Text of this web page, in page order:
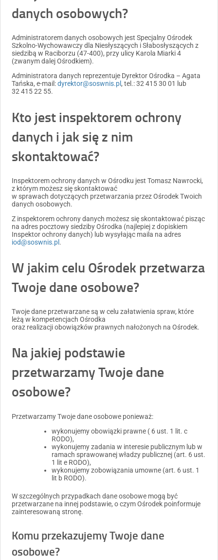
danych osobowych?
Administratorem danych osobowych jest Specjalny Ośrodek
Szkolno-Wychowawczy dla Niesłyszących i Słabosłyszących z
siedzibą w Raciborzu (47-400), przy ulicy Karola Miarki 4
(zwanym dalej Ośrodkiem).
Administratora danych reprezentuje Dyrektor Ośrodka – Agata
Tańska, e-mail:dyrektor@soswnis.pl, tel.: 32 415 30 01 lub
32 415 22 55.
Kto jest inspektorem ochrony
danych i jak się z nim
skontaktować?
Inspektorem ochrony danych w Ośrodku jest Tomasz Nawrocki,
z którym możesz się skontaktować
w sprawach dotyczących przetwarzania przez Ośrodek Twoich
danych osobowych.
Z inspektorem ochrony danych możesz się skontaktować pisząc
na adres pocztowy siedziby Ośrodka (najlepiej z dopiskiem
Inspektor ochrony danych) lub wysyłając maila na adres
iod@soswnis.pl .
W jakim celu Ośrodek przetwarza
Twoje dane osobowe?
Twoje dane przetwarzane są w celu załatwienia spraw, które
leżą w kompetencjach Ośrodka
oraz realizacji obowiązków prawnych nałożonych na Ośrodek.
Na jakiej podstawie
przetwarzamy Twoje dane
osobowe?
Przetwarzamy Twoje dane osobowe ponieważ:
wykonujemy obowiązki prawne ( 6 ust. 1 lit. c
RODO),
wykonujemy zadania w interesie publicznym lub w
ramach sprawowanej władzy publicznej (art. 6 ust.
1 lit e RODO),
wykonujemy zobowiązania umowne (art. 6 ust. 1
lit b RODO).
W szczególnych przypadkach dane osobowe mogą być
przetwarzane na innej podstawie, o czym Ośrodek poinformuje
zainteresowaną stronę.
Komu przekazujemy Twoje dane
osobowe?